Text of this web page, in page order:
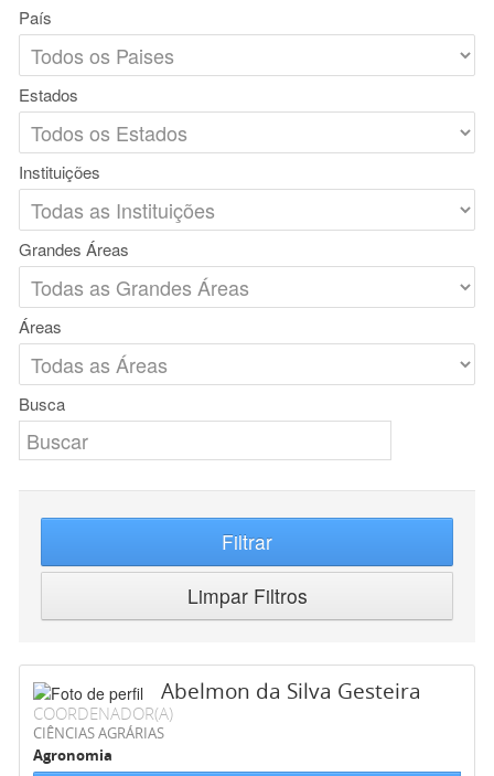
País
Estados
Instituições
Grandes Áreas
Áreas
Busca
Filtrar
Limpar Filtros
Abelmon da Silva Gesteira
COORDENADOR(A)
CIÊNCIAS AGRÁRIAS
Agronomia